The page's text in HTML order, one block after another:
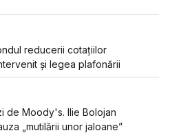
reducerii cotațiilor
și legea plafonării
de Moody's. Ilie Bolojan
„mutilării unor jaloane”